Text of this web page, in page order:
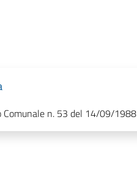
Comunale n. 53 del 14/09/1988